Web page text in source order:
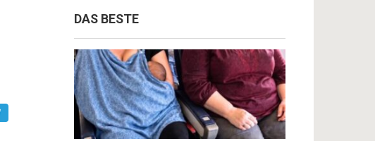
DAS BESTE